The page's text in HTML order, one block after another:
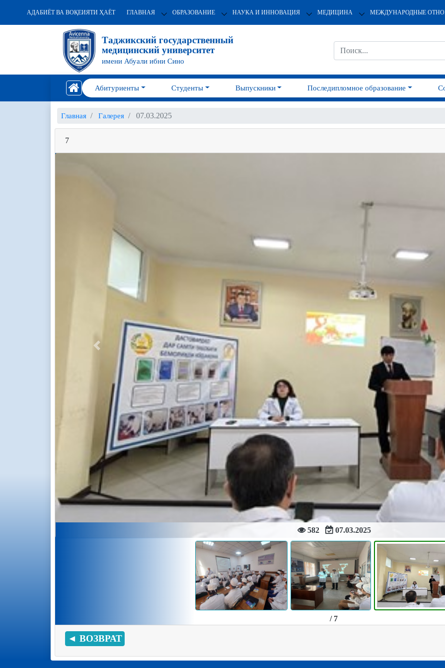
АДАБИЁТ ВА ВОҚЕИЯТИ ҲАЁТ ГЛАВНАЯ ОБРАЗОВАНИЕ НАУКА И ИННОВАЦИЯ МЕДИЦИНА МЕЖДУНАРОДНЫЕ
Таджикский государственный
медицинский университет
имени Абуали ибни Сино
Абитуриенты Студенты Выпускники Последипломное образование
Главная Галерея 07.03.2025
7
582 07.03.2025
Previous
/ 7
◄ ВОЗВРАТ